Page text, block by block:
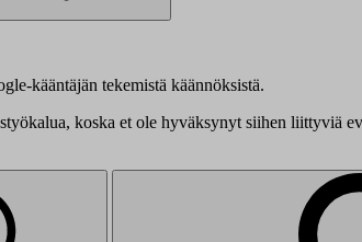
kääntäjän tekemistä käännöksistä.
koska et ole hyväksynyt siihen liittyviä